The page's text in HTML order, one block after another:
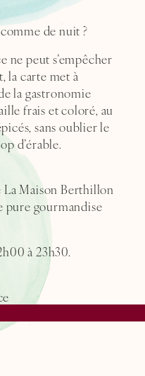
de nuit ?
ne peut s’empêcher
la carte met à
la gastronomie
frais et coloré, au
sans oublier le
d’érable.
La Maison Berthillon
pure gourmandise
à 23h30.